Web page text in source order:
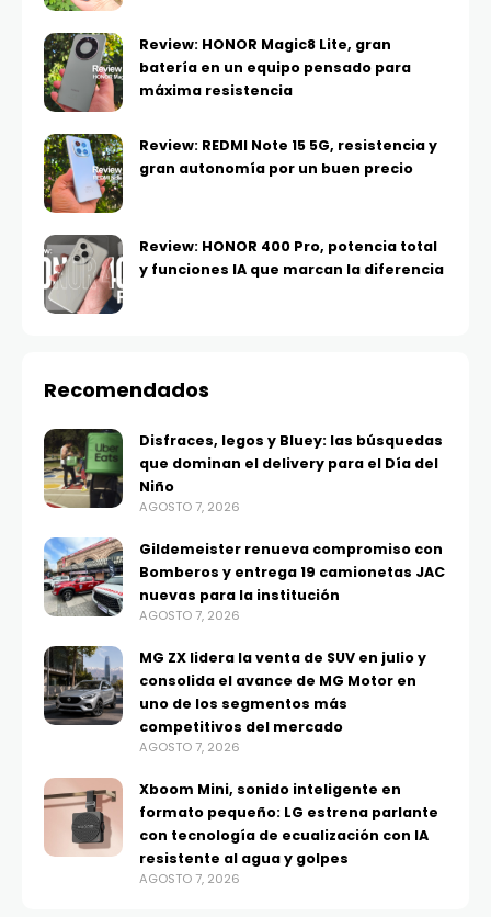
Review: HONOR Magic8 Lite, gran
batería en un equipo pensado para
máxima resistencia
Review: REDMI Note 15 5G, resistencia y
gran autonomía por un buen precio
Review: HONOR 400 Pro, potencia total
y funciones IA que marcan la diferencia
Recomendados
Disfraces, legos y Bluey: las búsquedas
que dominan el delivery para el Día del
Niño
AGOSTO 7, 2026
Gildemeister renueva compromiso con
Bomberos y entrega 19 camionetas JAC
nuevas para la institución
AGOSTO 7, 2026
MG ZX lidera la venta de SUV en julio y
consolida el avance de MG Motor en
uno de los segmentos más
competitivos del mercado
AGOSTO 7, 2026
Xboom Mini, sonido inteligente en
formato pequeño: LG estrena parlante
con tecnología de ecualización con IA
resistente al agua y golpes
AGOSTO 7, 2026